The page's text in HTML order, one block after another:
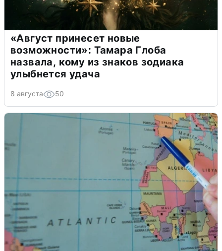
«Август принесет новые
возможности»: Тамара Глоба
назвала, кому из знаков зодиака
улыбнется удача
8 августа 50